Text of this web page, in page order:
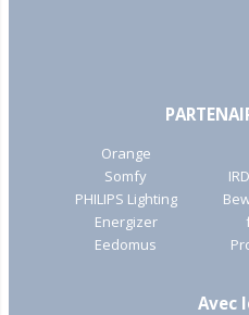
Orange
Somfy
PHILIPS Lighting
Energizer
Eedomus
Avec